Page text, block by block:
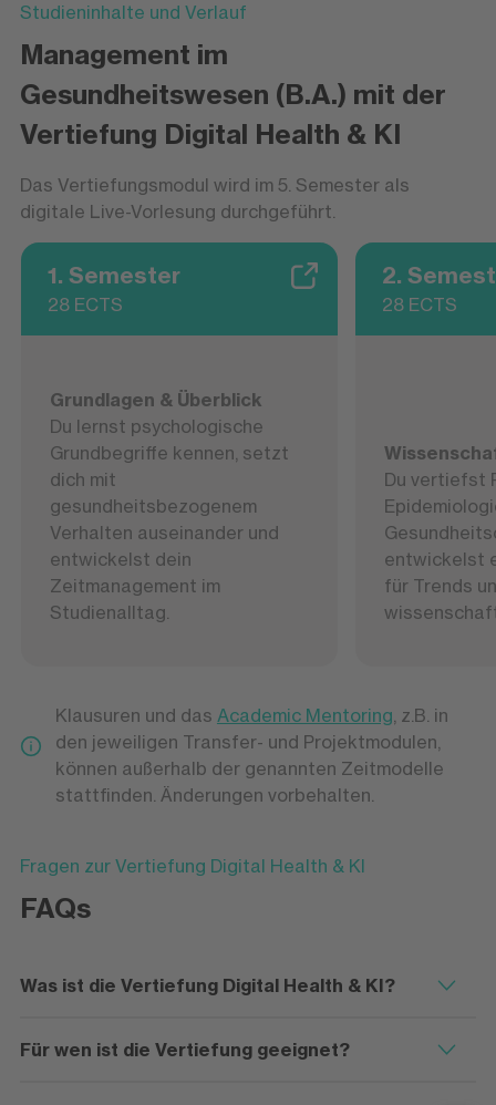
und Versorgungsangebote so zu gestalten,
dass sie die Qualität und Effizienz der
Gesundheitsversorgung verbessern. Dabei
verbinden sie Managementwissen mit einem
Verständnis für digitale Technologien und die
Gesundheitswesens.
Studieninhalte und Verlauf
Management im
Gesundheitswesen (B.A.) mit der
Vertiefung Digital Health & KI
Das Vertiefungsmodul wird im 5. Semester als
digitale Live-Vorlesung durchgeführt.
1. Semester
28 ECTS
Grundlagen & Überblick
Du lernst psychologische
Grundbegriffe kennen, setzt
dich mit
gesundheitsbezogenem
Verhalten auseinander und
entwickelst dein
Zeitmanagement im
Studienalltag.
2.
28 ECTS
Du vertiefst
entwickelst
für Trends
Klausuren und das Academic Mentoring, z.B. in
den jeweiligen Transfer- und Projektmodulen,
können außerhalb der genannten Zeitmodelle
stattfinden. Änderungen vorbehalten.
Fragen zur Vertiefung Digital Health & KI
FAQs
Was ist die Vertiefung Digital Health & KI?
Für wen ist die Vertiefung geeignet?